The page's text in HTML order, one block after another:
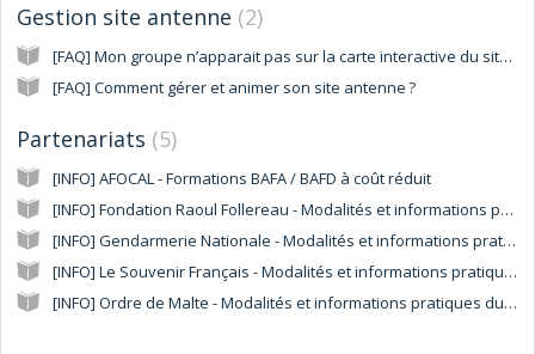
Gestion site antenne 2
[FAQ] Mon groupe n’apparait pas sur la carte interactive du site internet, comment l’indiquer ?
[FAQ] Comment gérer et animer son site antenne ?
Partenariats 5
[INFO] AFOCAL - Formations BAFA / BAFD à coût réduit
[INFO] Fondation Raoul Follereau - Modalités et informations pratiques du partenariat
[INFO] Gendarmerie Nationale - Modalités et informations pratiques du partenariat
[INFO] Le Souvenir Français - Modalités et informations pratiques du partenariat
[INFO] Ordre de Malte - Modalités et informations pratiques du partenariat